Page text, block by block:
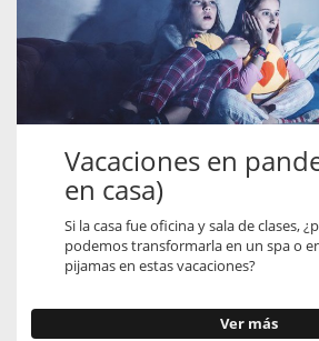
Vacaciones en
en casa)
Si la casa fue oficina y sala de clases,
podemos transformarla en un spa o
pijamas en estas vacaciones?
Ver más